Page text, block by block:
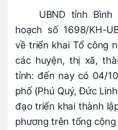
UBND tỉnh
hoạch số 1698/KH-
về triển khai Tổ công
các huyện, thị xã,
tỉnh: đến nay có 04/
phố (Phú Quý, Đức
đạo triển khai thành
phương trên tổng